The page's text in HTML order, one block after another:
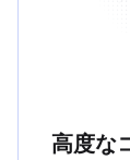
高度な